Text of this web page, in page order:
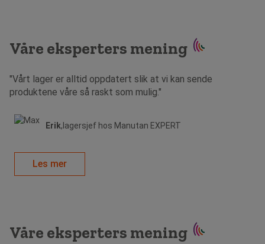
Våre eksperters mening
"Vårt lager er alltid oppdatert slik at vi kan sende
produktene våre så raskt som mulig."
Erik,lagersjef hos Manutan EXPERT
Les mer
Våre eksperters mening